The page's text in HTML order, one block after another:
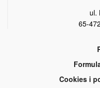
ul.
65-
Cookies i